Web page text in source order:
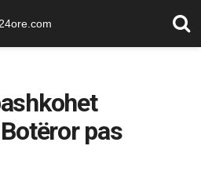
24ore.com
pas